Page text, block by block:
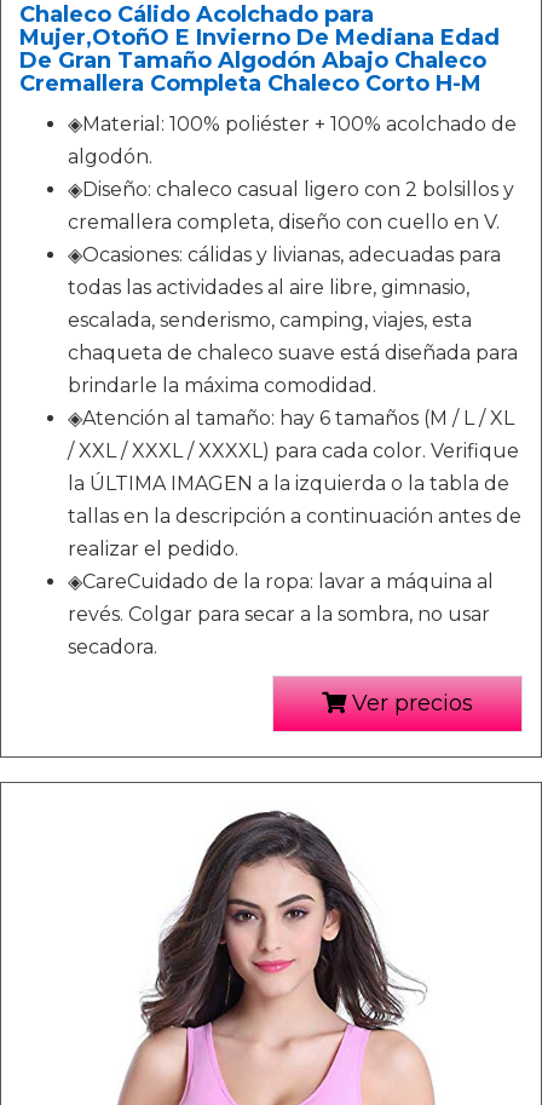
Chaleco Cálido Acolchado para
Mujer,OtoñO E Invierno De Mediana Edad
De Gran Tamaño Algodón Abajo Chaleco
Cremallera Completa Chaleco Corto H-M
◈Material: 100% poliéster + 100% acolchado de
algodón.
◈Diseño: chaleco casual ligero con 2 bolsillos y
cremallera completa, diseño con cuello en V.
◈Ocasiones: cálidas y livianas, adecuadas para
todas las actividades al aire libre, gimnasio,
escalada, senderismo, camping, viajes, esta
chaqueta de chaleco suave está diseñada para
brindarle la máxima comodidad.
◈Atención al tamaño: hay 6 tamaños (M / L / XL
/ XXL / XXXL / XXXXL) para cada color. Verifique
la ÚLTIMA IMAGEN a la izquierda o la tabla de
tallas en la descripción a continuación antes de
realizar el pedido.
◈CareCuidado de la ropa: lavar a máquina al
revés. Colgar para secar a la sombra, no usar
secadora.
Ver precios